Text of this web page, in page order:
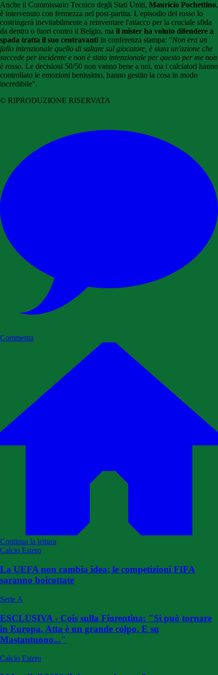
Anche il Commissario Tecnico degli Stati Uniti, Mauricio Pochettino,
è intervenuto con fermezza nel post-partita. L'episodio del rosso lo
costringerà inevitabilmente a reinventare l'attacco per la cruciale sfida
da dentro o fuori contro il Belgio, ma il mister ha voluto difendere a
spada tratta il suo centravanti in conferenza stampa: "Non era un
fallo intenzionale quello di saltare sul giocatore, è stata un'azione che
succede per incidente e non è stato intenzionale per questo per me non
è rosso. Le decisioni 50/50 non vanno bene a noi, ma i calciatori hanno
controllato le emozioni benissimo, hanno gestito la cosa in modo
incredibile".
© RIPRODUZIONE RISERVATA
Commenta
Continua la lettura
Calcio Estero
La UEFA non cambia idea: le competizioni FIFA
saranno boicottate
Serie A
ESCLUSIVA - Cois sulla Fiorentina: "Si può tornare
in Europa. Atta è un grande colpo. E su
Mastantuono..."
Calcio Estero